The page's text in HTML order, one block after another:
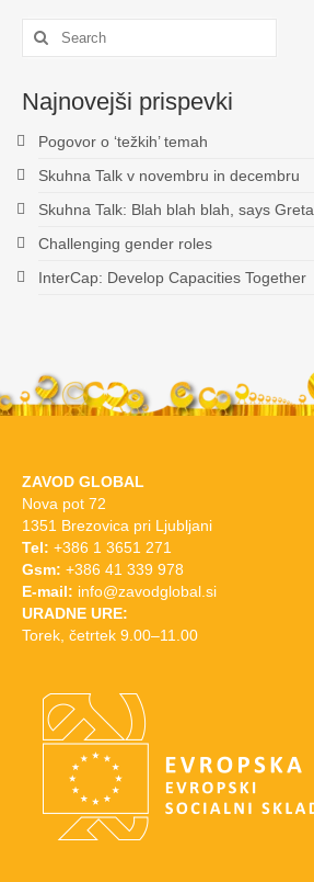
Search
for:
Najnovejši prispevki
Pogovor o ‘težkih’ temah
Skuhna Talk v novembru in decembru
Skuhna Talk: Blah blah blah, says Greta
Challenging gender roles
InterCap: Develop Capacities Together
ZAVOD GLOBAL
Nova pot 72
1351 Brezovica pri Ljubljani
Tel: +386 1 3651 271
Gsm: +386 41 339 978
E-mail: info@zavodglobal.si
URADNE URE:
Torek, četrtek 9.00–11.00